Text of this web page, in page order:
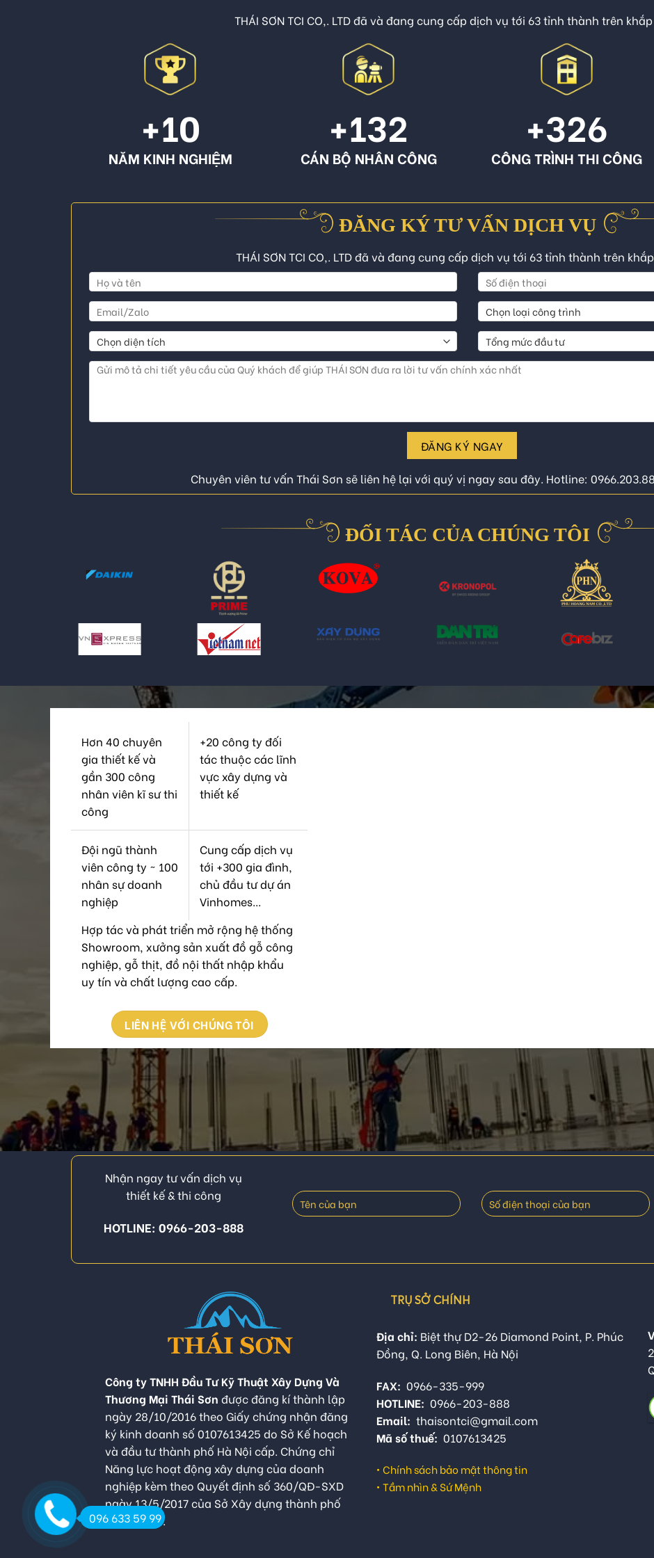
THÁI SƠN TCI CO,. LTD đã và đang cung cấp dịch vụ tới 63 tỉnh thành trên
+10
NĂM KINH NGHIỆM
+132
CÁN BỘ NHÂN CÔNG
+326
CÔNG TRÌNH THI CÔNG
ĐĂNG KÝ TƯ VẤN DỊCH VỤ
THÁI SƠN TCI CO,. LTD đã và đang cung cấp dịch vụ tới 63 tỉnh thành trên
ĐĂNG KÝ NGAY
Chuyên viên tư vấn Thái Sơn sẽ liên hệ lại với quý vị ngay sau đây. Hotline:
ĐỐI TÁC CỦA CHÚNG TÔI
Hơn 40 chuyên
gia thiết kế và
gần 300 công
nhân viên kĩ sư thi
công
+20 công ty đối
tác thuộc các lĩnh
vực xây dựng và
thiết kế
Đội ngũ thành
viên công ty ~ 100
nhân sự doanh
nghiệp
Cung cấp dịch vụ
tới +300 gia đình,
chủ đầu tư dự án
Vinhomes...
Hợp tác và phát triển mở rộng hệ thống
Showroom, xưởng sản xuất đồ gỗ công
nghiệp, gỗ thịt, đồ nội thất nhập khẩu
uy tín và chất lượng cao cấp.
LIÊN HỆ VỚI CHÚNG TÔI
Nhận ngay tư vấn dịch vụ
thiết kế & thi công
HOTLINE: 0966-203-888
Công ty TNHH Đầu Tư Kỹ Thuật Xây Dựng Và
Thương Mại Thái Sơn được đăng kí thành lập
ngày 28/10/2016 theo Giấy chứng nhận đăng
ký kinh doanh số 0107613425 do Sở Kế hoạch
và đầu tư thành phố Hà Nội cấp. Chứng chỉ
Năng lực hoạt động xây dựng của doanh
nghiệp kèm theo Quyết định số 360/QĐ-SXD
ngày 13/5/2017 của Sở Xây dựng thành phố
Hà Nội cấp.
TRỤ SỞ CHÍNH
Địa chỉ: Biệt thự D2-26 Diamond Point, P. Phúc
Đồng, Q. Long Biên, Hà Nội
FAX: 0966-335-999
HOTLINE: 0966-203-888
Email: thaisontci@gmail.com
Mã số thuế: 0107613425
• Chính sách bảo mật thông tin
• Tầm nhìn & Sứ Mệnh
096 633 59 99